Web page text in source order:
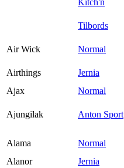
Tilbords
Air Wick
Normal
Airthings
Jernia
Ajax
Normal
Ajungilak Anton Sport
Alama
Normal
Alanor
Jernia